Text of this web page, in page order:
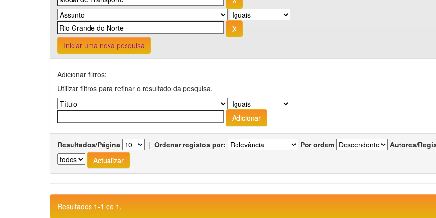
Iniciar uma nova pesquisa
Adicionar filtros:
Utilizar filtros para refinar o resultado da pesquisa.
Resultados/Página | Ordenar registos por: Por ordem Autores/
Resultados 1-1 de 1.